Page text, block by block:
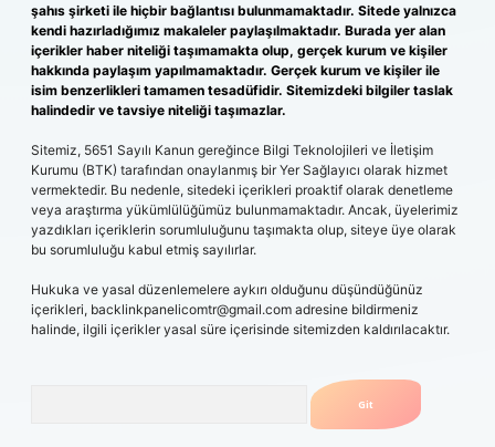
şahıs şirketi ile hiçbir bağlantısı bulunmamaktadır. Sitede yalnızca
kendi hazırladığımız makaleler paylaşılmaktadır. Burada yer alan
içerikler haber niteliği taşımamakta olup, gerçek kurum ve kişiler
hakkında paylaşım yapılmamaktadır. Gerçek kurum ve kişiler ile
isim benzerlikleri tamamen tesadüfidir. Sitemizdeki bilgiler taslak
halindedir ve tavsiye niteliği taşımazlar.
Sitemiz, 5651 Sayılı Kanun gereğince Bilgi Teknolojileri ve İletişim
Kurumu (BTK) tarafından onaylanmış bir Yer Sağlayıcı olarak hizmet
vermektedir. Bu nedenle, sitedeki içerikleri proaktif olarak denetleme
veya araştırma yükümlülüğümüz bulunmamaktadır. Ancak, üyelerimiz
yazdıkları içeriklerin sorumluluğunu taşımakta olup, siteye üye olarak
bu sorumluluğu kabul etmiş sayılırlar.
Hukuka ve yasal düzenlemelere aykırı olduğunu düşündüğünüz
içerikleri, backlinkpanelicomtr@gmail.com adresine bildirmeniz
halinde, ilgili içerikler yasal süre içerisinde sitemizden kaldırılacaktır.